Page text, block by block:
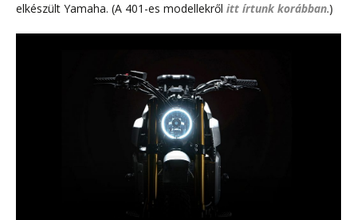
elkészült Yamaha. (A 401-es modellekről itt írtunk korábban.)